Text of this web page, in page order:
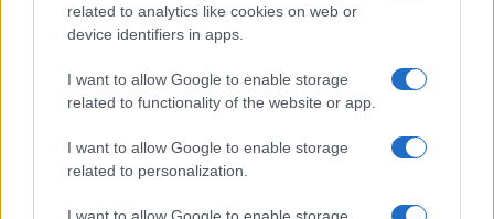
related to analytics like cookies on web or
device identifiers in apps.
I want to allow Google to enable storage
related to functionality of the website or app.
I want to allow Google to enable storage
related to personalization.
I want to allow Google to enable storage